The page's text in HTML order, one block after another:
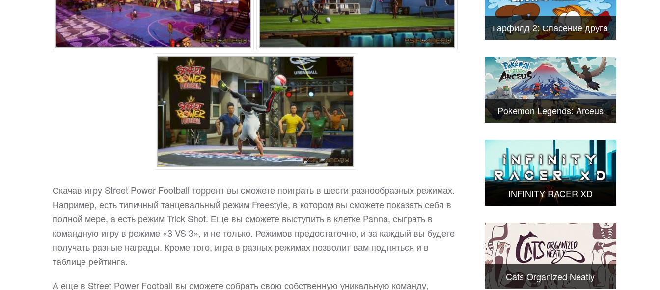
Скачав игру Street Power Football торрент вы сможете поиграть в шести разнообразных режимах.
Например, есть типичный танцевальный режим Freestyle, в котором вы сможете показать себя в
полной мере, а есть режим Trick Shot. Еще вы сможете выступить в клетке Panna, сыграть в
командную игру в режиме «3 VS 3», и не только. Режимов предостаточно, и за каждый вы будете
получать разные награды. Кроме того, игра в разных режимах позволит вам подняться и в
таблице рейтинга.
А еще в Street Power Football вы сможете собрать свою собственную уникальную команду,
Гарфилд 2: Спасение друга
Pokemon Legends: Arceus
INFINITY RACER XD
Cats Organized Neatly